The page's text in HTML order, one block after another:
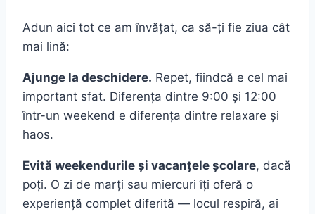
Adun aici tot ce am învățat, ca să-ți fie ziua cât
mai lină:
Ajunge la deschidere. Repet, fiindcă e cel mai
important sfat. Diferența dintre 9:00 și 12:00
într-un weekend e diferența dintre relaxare și
haos.
Evită weekendurile și vacanțele școlare, dacă
poți. O zi de marți sau miercuri îți oferă o
experiență complet diferită — locul respiră, ai